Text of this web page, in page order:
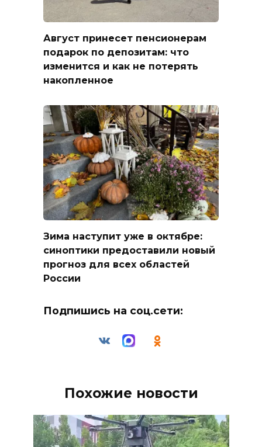
Август принесет пенсионерам
подарок по депозитам: что
изменится и как не потерять
накопленное
Зима наступит уже в октябре:
синоптики предоставили новый
прогноз для всех областей
России
Подпишись на соц.сети:
Похожие новости